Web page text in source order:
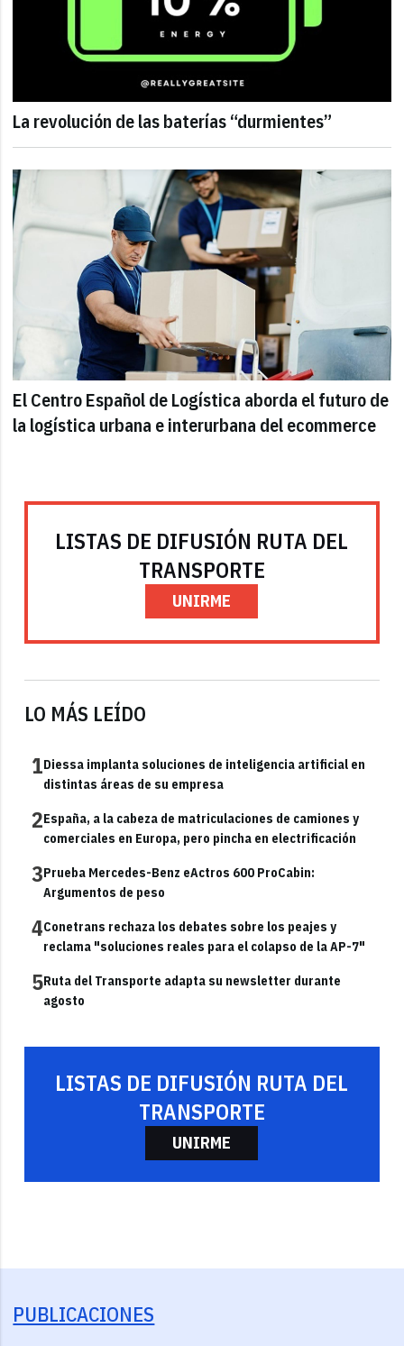
La revolución de las baterías “durmientes”
El Centro Español de Logística aborda el futuro de
la logística urbana e interurbana del ecommerce
LISTAS DE DIFUSIÓN RUTA DEL
TRANSPORTE
UNIRME
LO MÁS LEÍDO
1Diessa implanta soluciones de inteligencia artificial en
distintas áreas de su empresa
2España, a la cabeza de matriculaciones de camiones y
comerciales en Europa, pero pincha en electrificación
3Prueba Mercedes-Benz eActros 600 ProCabin:
Argumentos de peso
4Conetrans rechaza los debates sobre los peajes y
reclama "soluciones reales para el colapso de la AP-7"
5Ruta del Transporte adapta su newsletter durante
agosto
LISTAS DE DIFUSIÓN RUTA DEL
TRANSPORTE
UNIRME
PUBLICACIONES